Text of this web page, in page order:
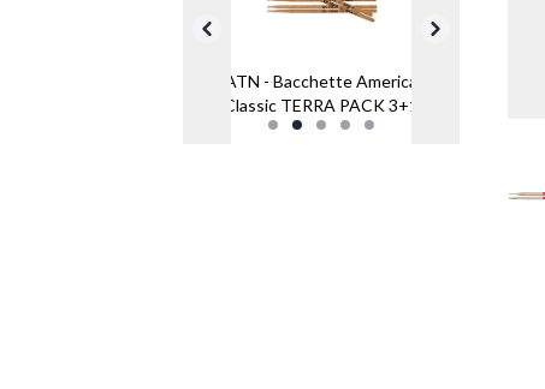
5ATN - Bacchette American
Classic TERRA PACK 3+1